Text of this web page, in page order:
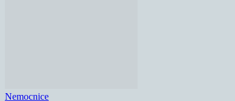
Nemocnice